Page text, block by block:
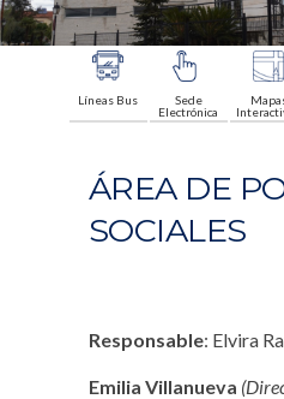
Líneas Bus
Sede
Electrónica
ÁREA DE
SOCIALES
Responsable: Elvira
Emilia Villanueva